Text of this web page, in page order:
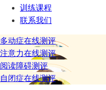
训练课程
联系我们
多动症在线测评
注意力在线测评
阅读障碍测评
自闭症在线测评